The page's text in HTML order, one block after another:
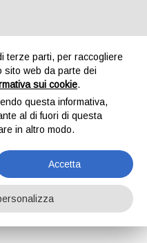
terze parti, per raccogliere
sito web da parte dei
sui cookie.
questa informativa,
al di fuori di questa
in altro modo.
Accetta